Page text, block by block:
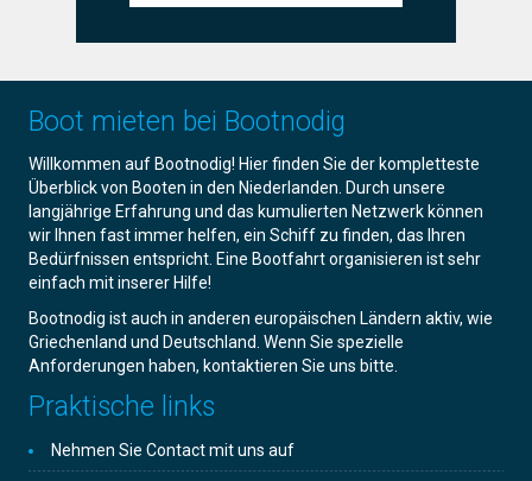
Boot mieten bei Bootnodig
Willkommen auf Bootnodig! Hier finden Sie der kompletteste
Überblick von Booten in den Niederlanden. Durch unsere
langjährige Erfahrung und das kumulierten Netzwerk können
wir Ihnen fast immer helfen, ein Schiff zu finden, das Ihren
Bedürfnissen entspricht. Eine Bootfahrt organisieren ist sehr
einfach mit inserer Hilfe!
Bootnodig ist auch in anderen europäischen Ländern aktiv, wie
Griechenland und Deutschland. Wenn Sie spezielle
Anforderungen haben, kontaktieren Sie uns bitte.
Praktische links
Nehmen Sie Contact mit uns auf